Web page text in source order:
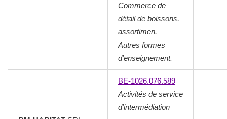
Commerce de
détail de boissons,
assortimen.
Autres formes
d’enseignement.
BE-1026.076.589
Activités de service
d’intermédiation